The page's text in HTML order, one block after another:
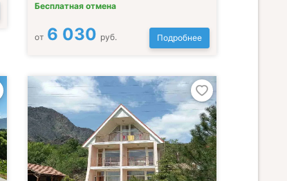
Бесплатная отмена
от 6 030 руб. Подробнее